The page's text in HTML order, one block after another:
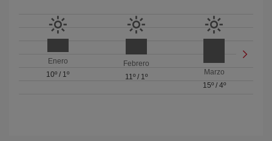
Enero
10º / 1º
Febrero
11º/ 1º
Marzo
15º/ 4º